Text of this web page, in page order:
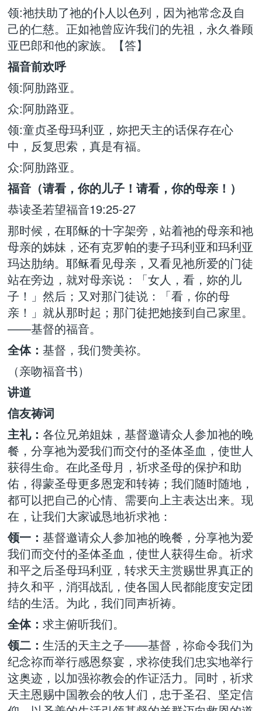
领:祂扶助了祂的仆人以色列，因为祂常念及自
己的仁慈。正如祂曾应许我们的先祖，永久眷顾
亚巴郎和他的家族。【答】
福音前欢呼
领:阿肋路亚。
众:阿肋路亚。
领:童贞圣母玛利亚，妳把天主的话保存在心
中，反复思索，真是有福。
众:阿肋路亚。
福音（请看，你的儿子！请看，你的母亲！）
恭读圣若望福音19:25-27
那时候，在耶稣的十字架旁，站着祂的母亲和祂
母亲的姊妹，还有克罗帕的妻子玛利亚和玛利亚
玛达肋纳。耶稣看见母亲，又看见祂所爱的门徒
站在旁边，就对母亲说：「女人，看，妳的儿
子！」然后；又对那门徒说：「看，你的母
亲！」就从那时起；那门徒把她接到自己家里。
——基督的福音。
全体： 基督，我们赞美祢。
（亲吻福音书）
讲道
信友祷词
主礼： 各位兄弟姐妹，基督邀请众人参加祂的晚
餐，分享祂为爱我们而交付的圣体圣血，使世人
获得生命。在此圣母月，祈求圣母的保护和助
佑，得蒙圣母更多恩宠和转祷；我们随时随地，
都可以把自己的心情、需要向上主表达出来。现
在，让我们大家诚恳地祈求祂：
领一： 基督邀请众人参加祂的晚餐，分享祂为爱
我们而交付的圣体圣血，使世人获得生命。祈求
和平之后圣母玛利亚，转求天主赏赐世界真正的
持久和平，消弭战乱，使各国人民都能度安定团
结的生活。为此，我们同声祈祷。
全体： 求主俯听我们。
领二： 生活的天主之子——基督，祢命令我们为
纪念祢而举行感恩祭宴，求祢使我们忠实地举行
这奥迹，以加强祢教会的作证活力。同时，祈求
天主恩赐中国教会的牧人们，忠于圣召、坚定信